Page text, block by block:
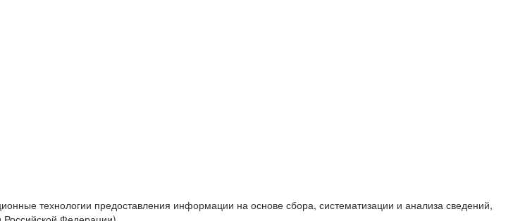
технологии предоставления информации на основе сбора, систематизации и анализа сведений,